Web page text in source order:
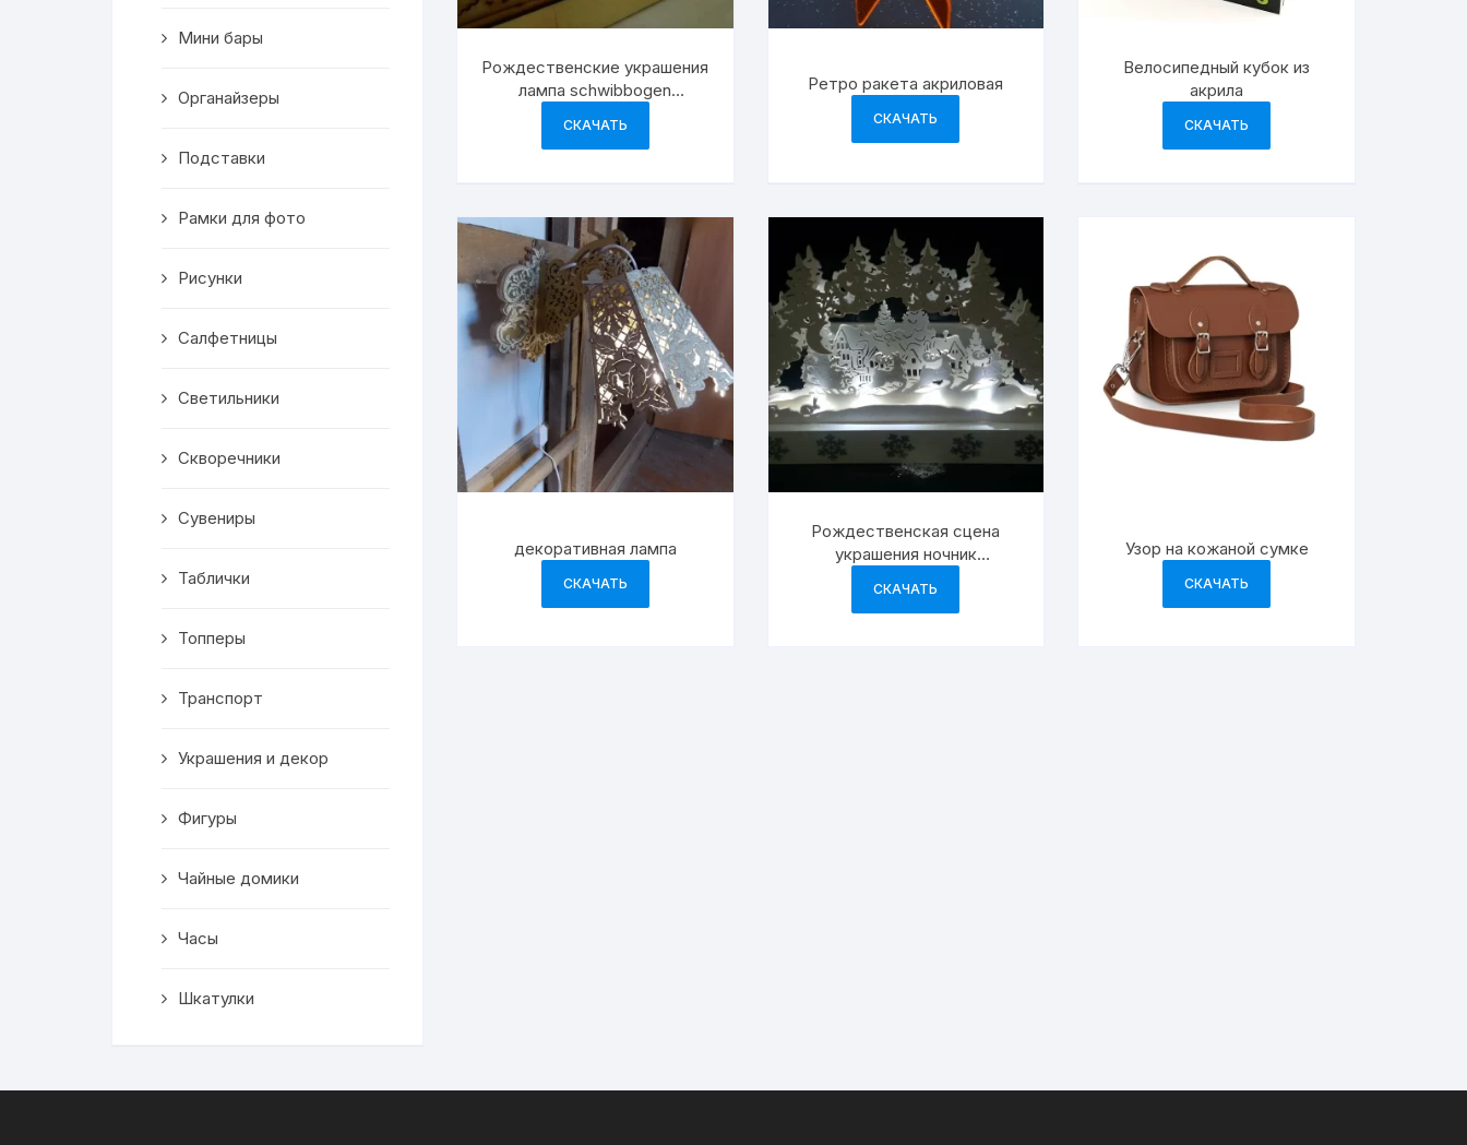
Скворечники
Кормушки
Линейки
Рисунки
Чай
Рождественские украшения
лампа schwibbogen
СКАЧАТЬ
Ретро ракета акриловая
СКАЧАТЬ
Велосипедный кубок из
акрила
СКАЧАТЬ
декоративная лампа
СКАЧАТЬ
Рождественская сцена
украшения ночник
СКАЧАТЬ
Узор на кожаной сумке
СКАЧАТЬ
Мини бары
Органайзеры
Подставки
Рамки для фото
Рисунки
Салфетницы
Светильники
Скворечники
Сувениры
Таблички
Топперы
Транспорт
Украшения и декор
Фигуры
Чайные домики
Часы
Шкатулки